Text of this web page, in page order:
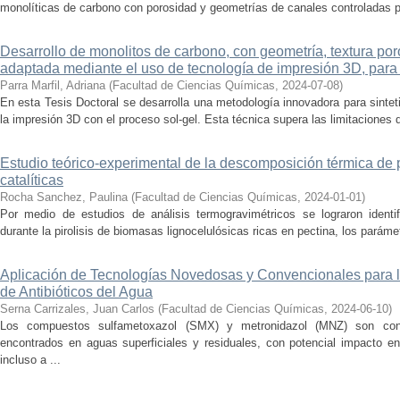
monolíticas de carbono con porosidad y geometrías de canales controladas
Desarrollo de monolitos de carbono, con geometría, textura
adaptada mediante el uso de tecnología de impresión 3D,
Parra Marfil, Adriana (Facultad de Ciencias Químicas, 2024-07-08)
En esta Tesis Doctoral se desarrolla una metodología innovadora para
la impresión 3D con el proceso sol-gel. Esta técnica supera las
Estudio teórico-experimental de la descomposición térmica de
catalíticas
Rocha Sanchez, Paulina (Facultad de Ciencias Químicas, 2024-01-01)
Por medio de estudios de análisis termogravimétricos se lograron
durante la pirolisis de biomasas lignocelulósicas ricas en pectina, los
Aplicación de Tecnologías Novedosas y Convencionales
de Antibióticos del Agua
Serna Carrizales, Juan Carlos (Facultad de Ciencias Químicas, 2024-06-10)
Los compuestos sulfametoxazol (SMX) y metronidazol (MNZ) son
encontrados en aguas superficiales y residuales, con potencial impacto
incluso a ...